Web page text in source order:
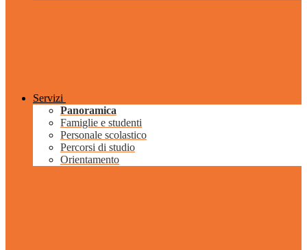
Servizi
Panoramica
Famiglie e studenti
Personale scolastico
Percorsi di studio
Orientamento